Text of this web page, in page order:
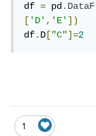
df = pd.
['D','E'])
df.D ["C"]=2
1